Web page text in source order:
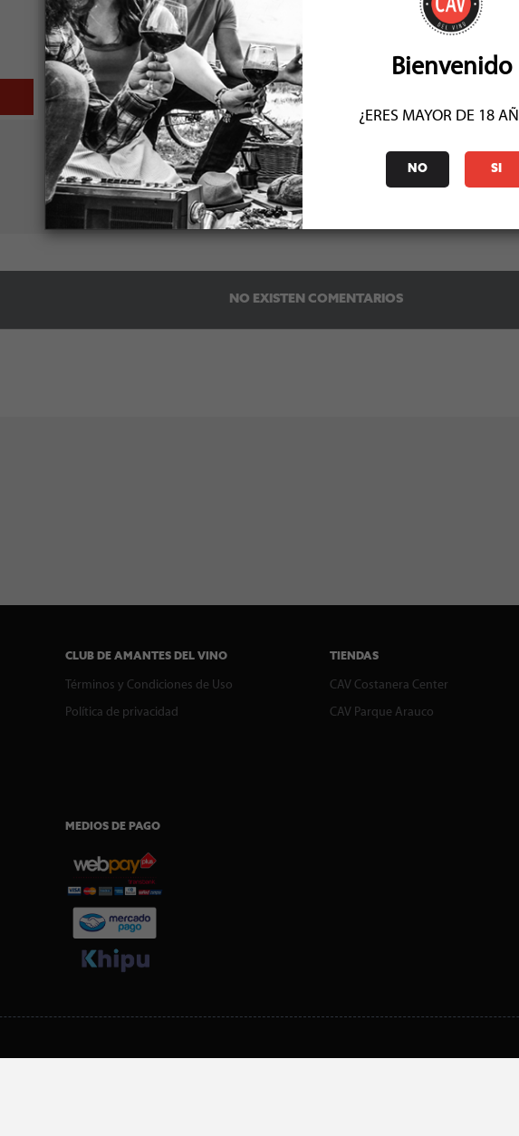
Socio: $29.020
Normal: $29.020
Stock: 6
Socio: $56.470
Normal: $56.470
COMENTARIOS (0)
NO EXISTEN COMENTARIOS
Bienvenido
¿ERES MAYOR DE 18
NO SI
CLUB DE AMANTES DEL VINO
Términos y Condiciones de Uso
Política de privacidad
TIENDAS
CAV Costanera Center
CAV Parque Arauco
MEDIOS DE PAGO